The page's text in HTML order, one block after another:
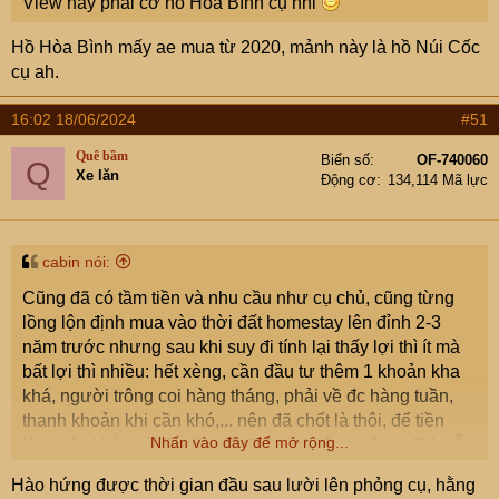
Hồ Hòa Bình mấy ae mua từ 2020, mảnh này là hồ Núi Cốc
cụ ah.
16:02 18/06/2024 #51
Q Quê bầm
Xe lăn
Biển số
OF-740060
Động cơ
134,114 Mã lực
cabin nói:
Cũng đã có tầm tiền và nhu cầu như cụ chủ, cũng từng
lồng lộn định mua vào thời đất homestay lên đỉnh 2-3
năm trước nhưng sau khi suy đi tính lại thấy lợi thì ít mà
bất lợi thì nhiều: hết xèng, cần đầu tư thêm 1 khoản kha
khá, người trông coi hàng tháng, phải về đc hàng tuần,
thanh khoản khi cần khó,... nên đã chốt là thôi, để tiền
làm việc khác và lấy tiền lãi đi du lịch tận hưởng. Giờ vẫn
thấy quyết định đúng đắn
Nhấn vào đây để mở rộng...
Hào hứng được thời gian đầu sau lười lên phỏng cụ, hằng